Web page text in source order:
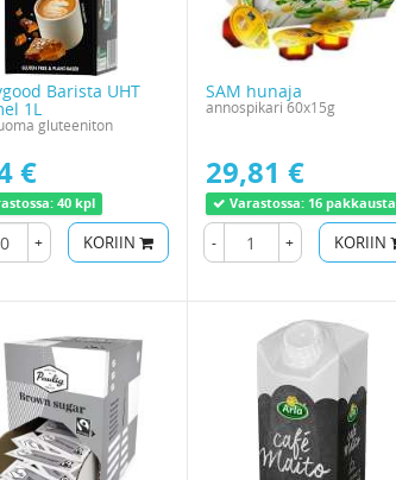
Barista UHT
1L
gluteeniton
€
40 kpl
+ KORIIN
SAM hunaja
annospikari 60x15g
29,81 €
Varastossa: 16 pakkausta
- + KORIIN